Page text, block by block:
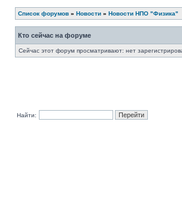
Список форумов » Новости » Новости НПО "Физика"
Кто сейчас на форуме
Сейчас этот форум просматривают: нет
Найти: